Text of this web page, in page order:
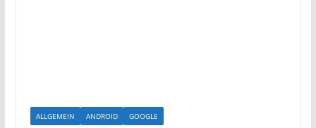
ALLGEMEIN ANDROID GOOGLE